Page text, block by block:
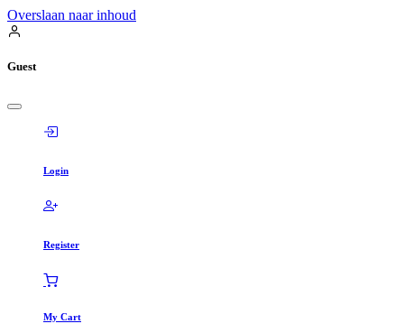
Overslaan naar inhoud
Guest
Login
Register
My Cart